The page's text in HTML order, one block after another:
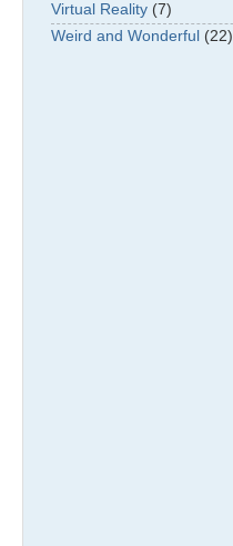
Virtual Reality (7)
Weird and Wonderful (22)